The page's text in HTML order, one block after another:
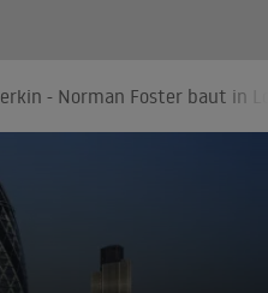
- Norman Foster baut in